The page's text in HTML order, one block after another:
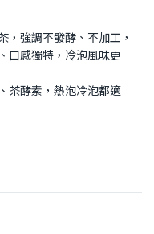
，強調不發酵、不加工，
口感獨特，冷泡風味更
茶酵素，熱泡冷泡都適